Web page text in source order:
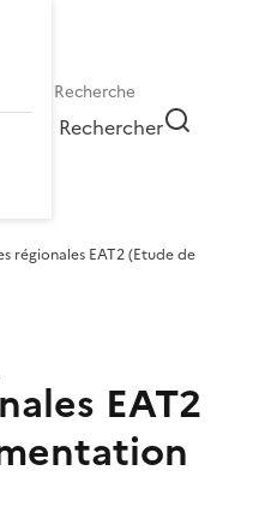
Rechercher
régionales EAT2 (Etude de
EAT2